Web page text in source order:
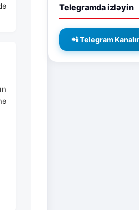
Telegramda izləyin
📲 Telegram